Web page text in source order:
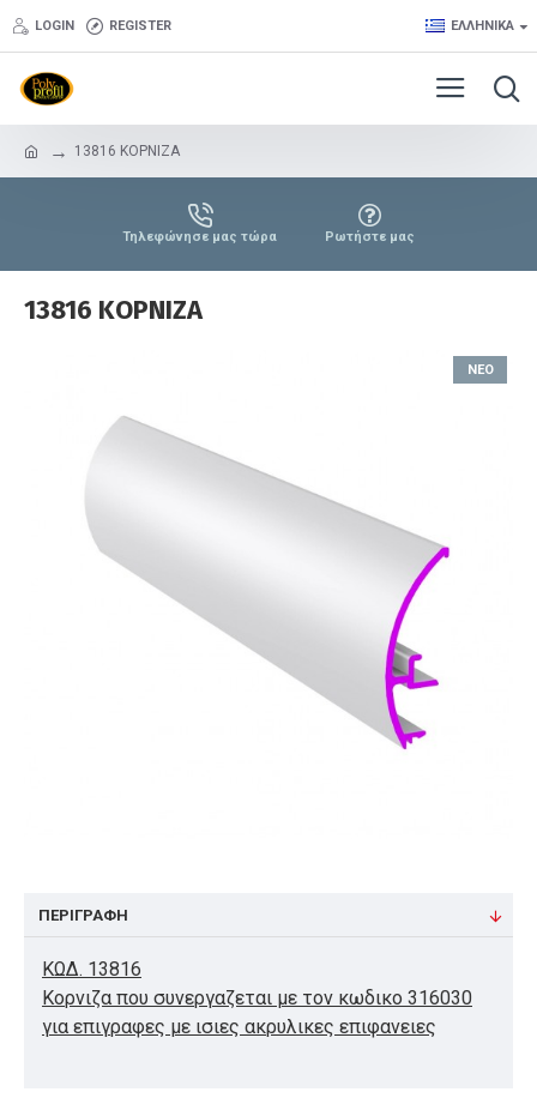
LOGIN REGISTER ΕΛΛΗΝΙΚΆ
13816 ΚΟΡΝΙΖΑ
Τηλεφώνησε μας τώρα Ρωτήστε μας
13816 ΚΟΡΝΙΖΑ
ΝΈΟ
ΠΕΡΙΓΡΑΦΉ
ΚΩΔ. 13816
Κορνιζα που συνεργαζεται με τον κωδικο 316030
για επιγραφες με ισιες ακρυλικες επιφανειες